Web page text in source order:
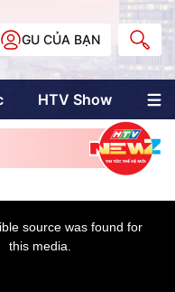
GU CỦA BẠN
HTV Show
Multimedia
Multiform
Doanh nhân Sài
Gòn